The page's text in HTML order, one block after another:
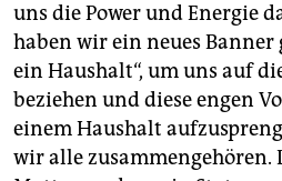
uns die Power und Energie
haben wir ein neues Banner
ein Haushalt“, um uns auf
beziehen und diese engen
einem Haushalt
wir alle zusammengehören.